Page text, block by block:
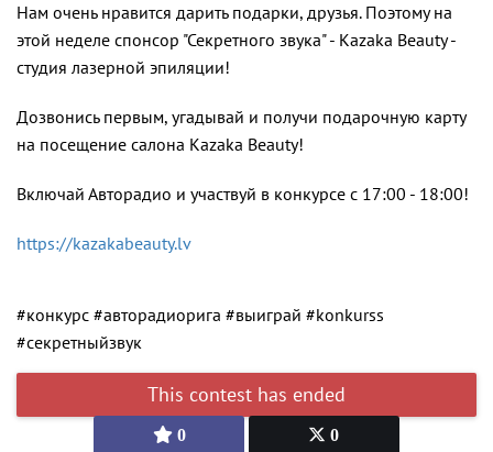
0 0
Нам очень нравится дарить подарки, друзья. Поэтому на
этой неделе спонсор "Секретного звука" - Kazaka Beauty -
студия лазерной эпиляции!
Дозвонись первым, угадывай и получи подарочную карту
на посещение салона Kazaka Beauty!
Включай Авторадио и участвуй в конкурсе c 17:00 - 18:00!
https://kazakabeauty.lv
#конкурс #авторадиорига #выиграй #konkurss
#секретныйзвук